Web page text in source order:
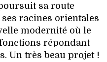
sa route
racines orientales
modernité où le
répondant
Un très beau projet !